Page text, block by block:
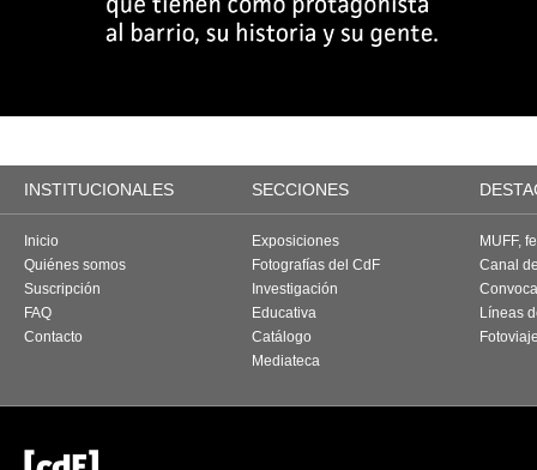
INSTITUCIONALES SECCIONES
Inicio
Quiénes somos
Suscripción
FAQ
Contacto
Exposiciones
Fotografías del CdF
Investigación
Educativa
Catálogo
Mediateca
MUFF,
Canal
Líneas